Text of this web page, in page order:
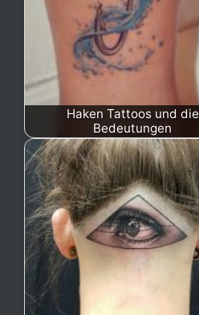
Haken Tattoos und die
Bedeutungen